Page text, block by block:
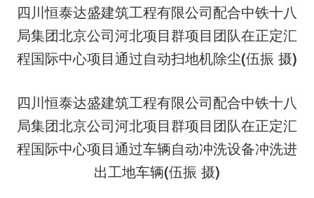
四川恒泰达盛建筑工程有限公司配合中铁十八
局集团北京公司河北项目群项目团队在正定汇
程国际中心项目通过自动扫地机除尘(伍振 摄)
四川恒泰达盛建筑工程有限公司配合中铁十八
局集团北京公司河北项目群项目团队在正定汇
程国际中心项目通过车辆自动冲洗设备冲洗进
出工地车辆(伍振 摄)